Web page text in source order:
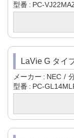
型番
PC-
LaVie G タイ
メーカー NEC
型番
PC-